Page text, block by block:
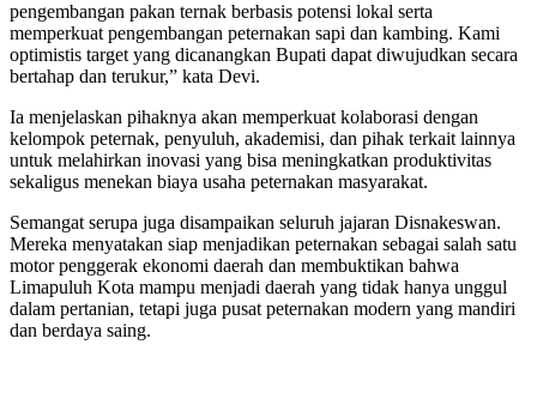
pengembangan pakan ternak berbasis potensi lokal serta
memperkuat pengembangan peternakan sapi dan kambing. Kami
optimistis target yang dicanangkan Bupati dapat diwujudkan secara
bertahap dan terukur,” kata Devi.
Ia menjelaskan pihaknya akan memperkuat kolaborasi dengan
kelompok peternak, penyuluh, akademisi, dan pihak terkait lainnya
untuk melahirkan inovasi yang bisa meningkatkan produktivitas
sekaligus menekan biaya usaha peternakan masyarakat.
Semangat serupa juga disampaikan seluruh jajaran Disnakeswan.
Mereka menyatakan siap menjadikan peternakan sebagai salah satu
motor penggerak ekonomi daerah dan membuktikan bahwa
Limapuluh Kota mampu menjadi daerah yang tidak hanya unggul
dalam pertanian, tetapi juga pusat peternakan modern yang mandiri
dan berdaya saing.